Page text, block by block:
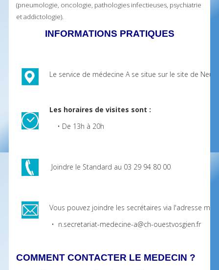
(pneumologie, oncologie, pathologies infectieuses, psychiatrie
et addictologie).
INFORMATIONS PRATIQUES
Le service de médecine A se situe sur le site de
Les horaires de visites sont :
• De 13h à 20h
Joindre le Standard au 03 29 94 80 00
Vous pouvez joindre les secrétaires via l'adresse mail
• n.secretariat-medecine-a@ch-ouestvosgien.fr
COMMENT CONTACTER LE MEDECIN ?